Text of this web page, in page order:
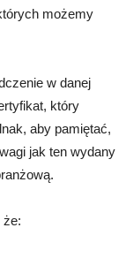
możemy
w danej
który
aby pamiętać,
jak ten wydany
że: